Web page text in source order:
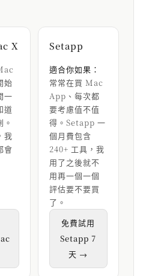
X
始
一
道
我
會
Setapp
適合你如果：
常常在買 Mac
App、每次都
要考慮值不值
得。Setapp 一
個月費包含
240+ 工具，我
用了之後就不
用再一個一個
評估要不要買
了。
免費試用
Setapp 7
天 →